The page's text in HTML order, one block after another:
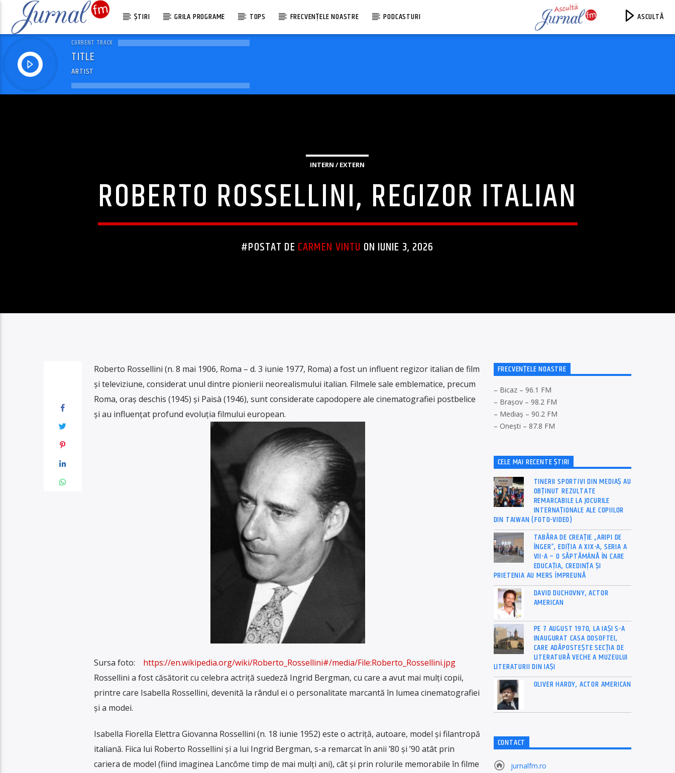
ȘTIRI GRILA PROGRAME TOPS FRECVENȚELE NOASTRE PODCASTURI ASCULTĂ
CURRENT TRACK
TITLE
ARTIST
INTERN / EXTERN
ROBERTO ROSSELLINI, REGIZOR ITALIAN
#POSTAT DE CARMEN VINTU ON IUNIE 3, 2026
Roberto Rossellini (n. 8 mai 1906, Roma – d. 3 iunie 1977, Roma) a fost un influent regizor italian de film
și televiziune, considerat unul dintre pionierii neorealismului italian. Filmele sale emblematice, precum
Roma, oraș deschis (1945) și Paisà (1946), sunt considerate capodopere ale cinematografiei postbelice
și au influențat profund evoluția filmului european.
Sursa foto: https://en.wikipedia.org/wiki/Roberto_Rossellini#/media/File:Roberto_Rossellini.jpg
Rossellini a fost căsătorit cu celebra actriță suedeză Ingrid Bergman, cu care a avut mai mulți copii,
printre care Isabella Rossellini, devenită la rândul ei o personalitate marcantă în lumea cinematografiei
și a modei.
Isabella Fiorella Elettra Giovanna Rossellini (n. 18 iunie 1952) este o actriță, autoare, model și filantropă
italiană. Fiica lui Roberto Rossellini și a lui Ingrid Bergman, s-a remarcat în anii ’80 și ’90 atât prin
cariera de model (fiind imaginea Lancôme timp de mai mulți ani), cât și prin rolurile memorabile în filme
FRECVENȚELE NOASTRE
– Bicaz – 96.1 FM
– Brașov – 98.2 FM
– Mediaș – 90.2 FM
– Onești – 87.8 FM
CELE MAI RECENTE ȘTIRI
TINERII SPORTIVI DIN MEDIAȘ AU
OBȚINUT REZULTATE
REMARCABILE LA JOCURILE
INTERNAȚIONALE ALE COPIILOR
DIN TAIWAN (FOTO-VIDEO)
TABĂRA DE CREAȚIE „ARIPI DE
ÎNGER”, EDIȚIA A XIX-A, SERIA A
VII-A – O SĂPTĂMÂNĂ ÎN CARE
EDUCAȚIA, CREDINȚA ȘI
PRIETENIA AU MERS ÎMPREUNĂ
DAVID DUCHOVNY, ACTOR
AMERICAN
PE 7 AUGUST 1970, LA IAŞI S-A
INAUGURAT CASA DOSOFTEI,
CARE ADĂPOSTEŞTE SECŢIA DE
LITERATURĂ VECHE A MUZEULUI
LITERATURII DIN IAŞI
OLIVER HARDY, ACTOR AMERICAN
CONTACT
jurnalfm.ro